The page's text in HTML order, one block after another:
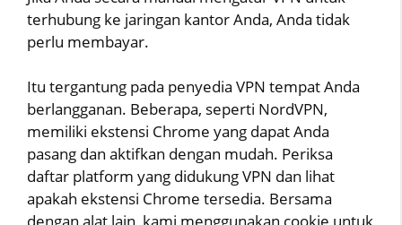
terhubung ke jaringan kantor Anda, Anda tidak
perlu membayar.
Itu tergantung pada penyedia VPN tempat Anda
berlangganan. Beberapa, seperti NordVPN,
memiliki ekstensi Chrome yang dapat Anda
pasang dan aktifkan dengan mudah. Periksa
daftar platform yang didukung VPN dan lihat
apakah ekstensi Chrome tersedia. Bersama